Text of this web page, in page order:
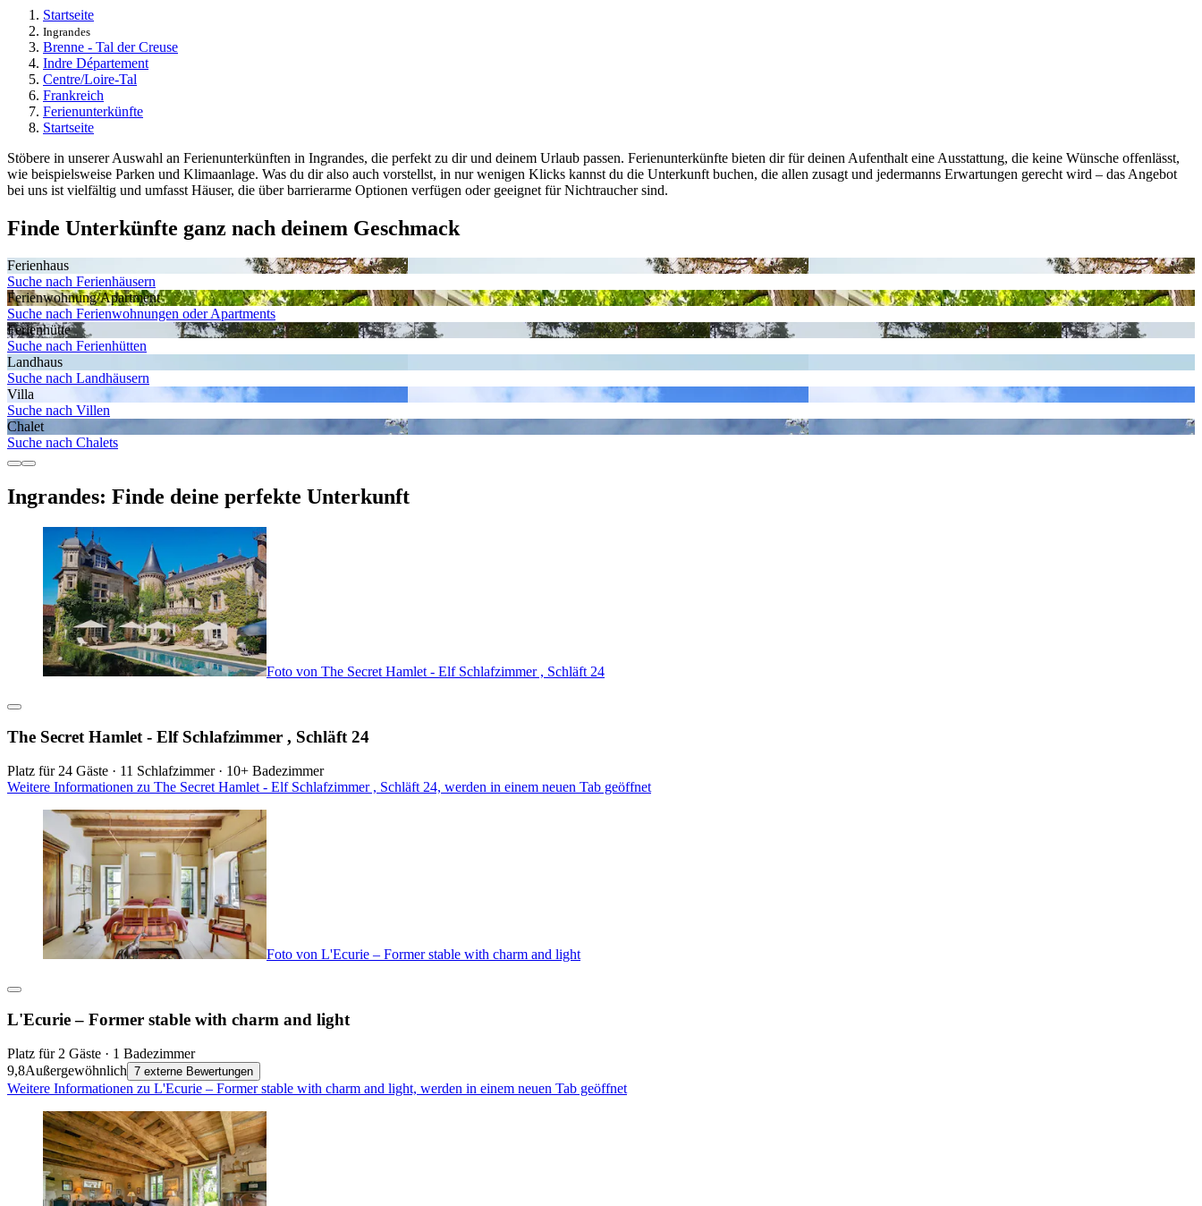
Startseite
Ingrandes
Brenne - Tal der Creuse
Indre Département
Centre/Loire-Tal
Frankreich
Ferienunterkünfte
Startseite
Stöbere in unserer Auswahl an Ferienunterkünften in Ingrandes, die perfekt zu dir und deinem Urlaub passen. Ferienunterkünfte bieten dir für deinen Aufenthalt eine Ausstattung, die keine Wünsche offenlässt,
wie beispielsweise Parken und Klimaanlage. Was du dir also auch vorstellst, in nur wenigen Klicks kannst du die Unterkunft buchen, die allen zusagt und jedermanns Erwartungen gerecht wird – das Angebot
bei uns ist vielfältig und umfasst Häuser, die über barrierarme Optionen verfügen oder geeignet für Nichtraucher sind.
Finde Unterkünfte ganz nach deinem Geschmack
Ferienhaus
Suche nach Ferienhäusern
Ferienwohnung/Apartment
Suche nach Ferienwohnungen oder Apartments
Ferienhütte
Suche nach Ferienhütten
Landhaus
Suche nach Landhäusern
Villa
Suche nach Villen
Chalet
Suche nach Chalets
Ingrandes: Finde deine perfekte Unterkunft
Foto von The Secret Hamlet - Elf Schlafzimmer , Schläft 24
The Secret Hamlet - Elf Schlafzimmer , Schläft 24
Platz für 24 Gäste · 11 Schlafzimmer · 10+ Badezimmer
Weitere Informationen zu The Secret Hamlet - Elf Schlafzimmer , Schläft 24, werden in einem neuen Tab geöffnet
Foto von L'Ecurie – Former stable with charm and light
L'Ecurie – Former stable with charm and light
Platz für 2 Gäste · 1 Badezimmer
9,8Außergewöhnlich 7 externe Bewertungen
Weitere Informationen zu L'Ecurie – Former stable with charm and light, werden in einem neuen Tab geöffnet